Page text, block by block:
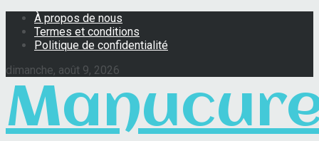
À propos de nous
Termes et conditions
Politique de confidentialité
dimanche, août 9, 2026